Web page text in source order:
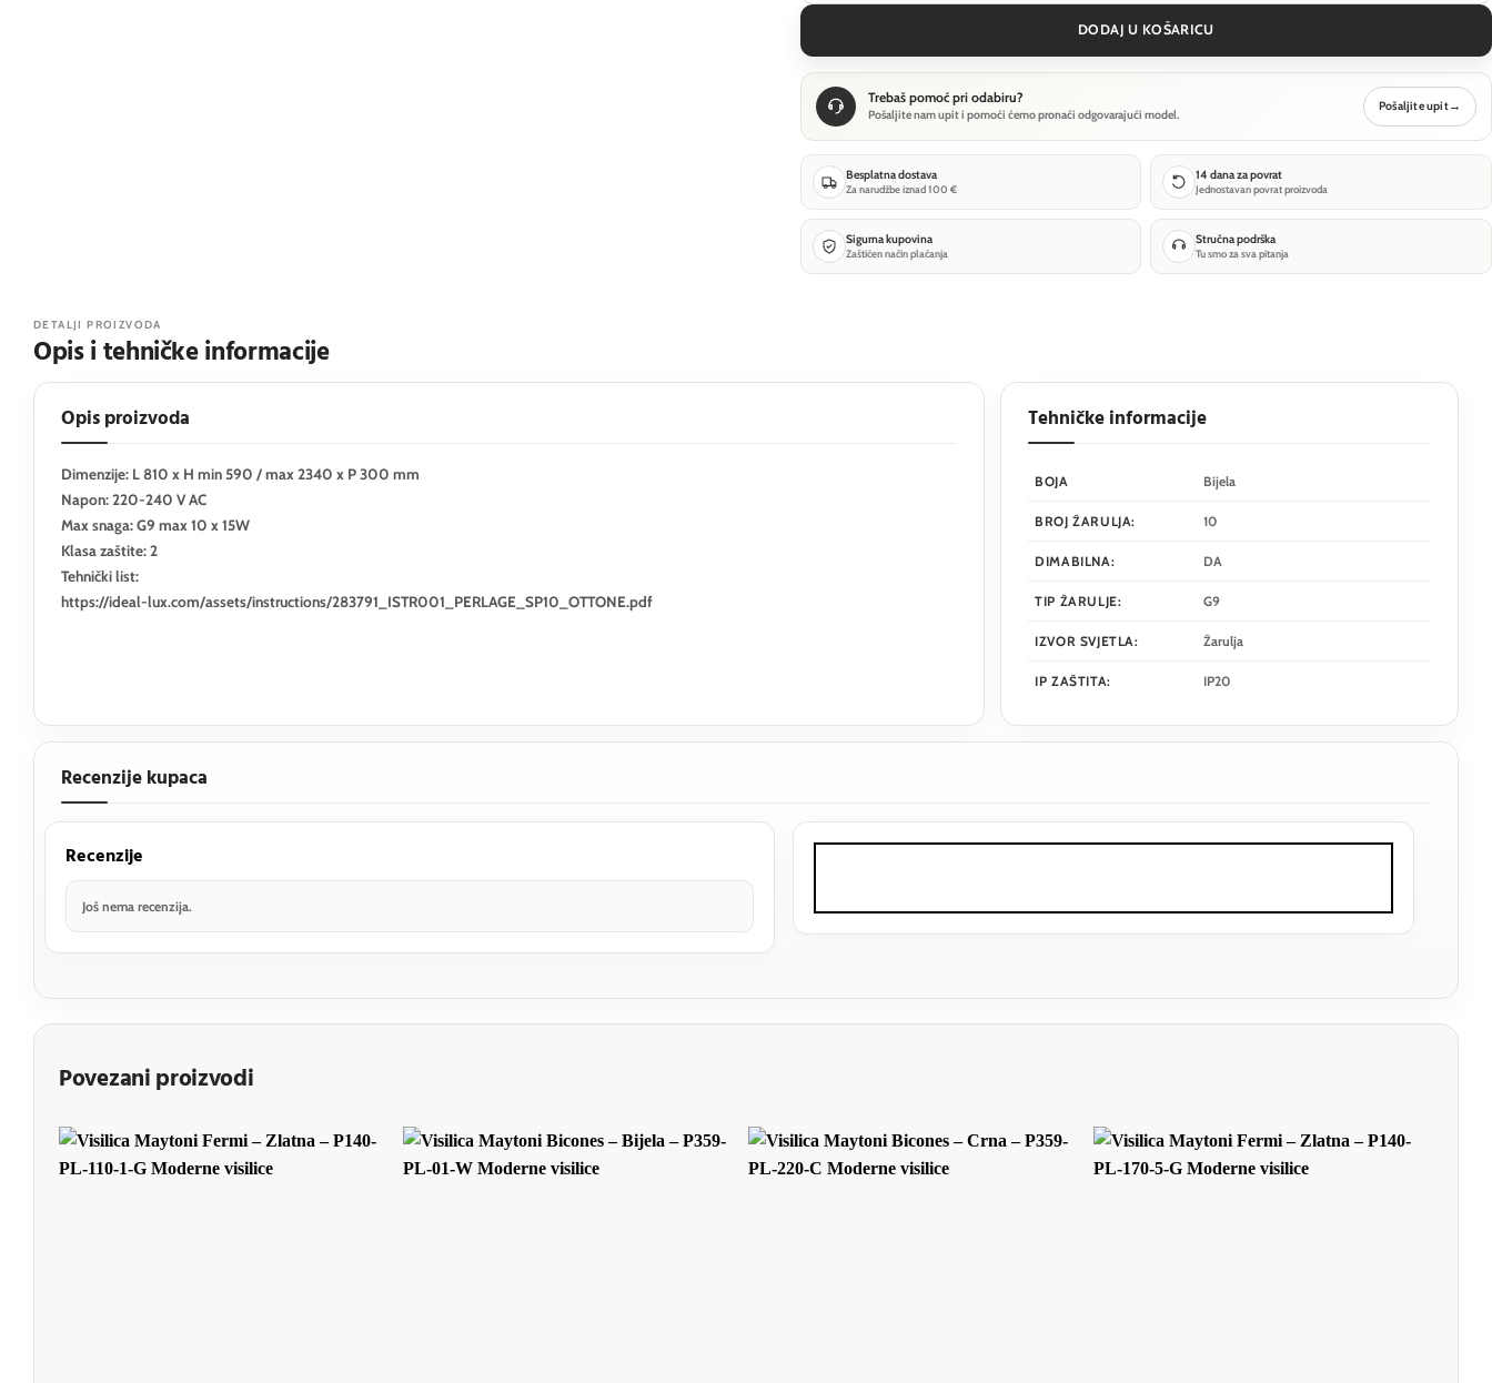
DODAJ U KOŠARICU
Trebaš pomoć pri odabiru?
Pošaljite nam upit i pomoći ćemo pronaći odgovarajući model.
Pošaljite upit→
Besplatna dostava
Za narudžbe iznad 100 €
14 dana za povrat
Jednostavan povrat proizvoda
Sigurna kupovina
Zaštićen način plaćanja
Stručna podrška
Tu smo za sva pitanja
DETALJI PROIZVODA
Opis i tehničke informacije
Opis proizvoda
Dimenzije: L 810 x H min 590 / max 2340 x P 300 mm
Napon: 220-240 V AC
Max snaga: G9 max 10 x 15W
Klasa zaštite: 2
Tehnički list:
https://ideal-lux.com/assets/instructions/283791_ISTR001_PERLAGE_SP10_OTTONE.pdf
Tehničke informacije
BOJA Bijela
BROJ ŽARULJA: 10
DIMABILNA: DA
TIP ŽARULJE: G9
IZVOR SVJETLA: Žarulja
IP ZAŠTITA: IP20
Recenzije kupaca
Recenzije
Još nema recenzija.
Povezani proizvodi